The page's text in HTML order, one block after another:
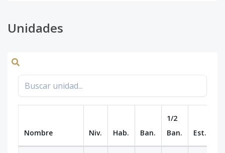
Unidades
Nombre Niv. Hab. Ban.
1/2
Ban.
Est.